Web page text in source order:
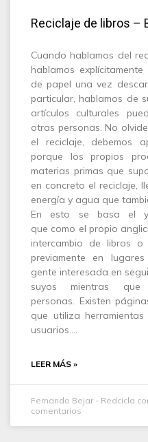
Reciclaje de libros –
Cuando hablamos del
hablamos
de papel una vez
particular, hablamos de
artículos culturales
otras personas. No
el reciclaje, debemos
porque los propios
materias primas que
en concreto el reciclaje,
energía y agua que
En esto se basa el
que como el propio
intercambio de libros
previamente en
gente interesada en
suyos mientras
personas. Existen
que utiliza
usuarios.…
LEER MÁS »
Fernando Bejar -
comentarios